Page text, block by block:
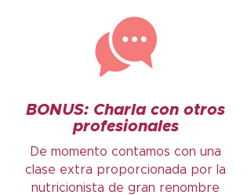
BONUS: Charla con otros
profesionales
De momento contamos con una
clase extra proporcionada por la
nutricionista de gran renombre